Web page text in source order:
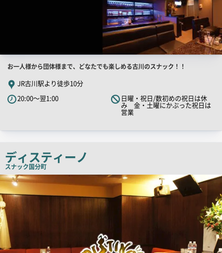
店
舗
PR
キ
ピ
ー
お一人様から団体様まで、どなたでも楽しめる古川のスナック！！
JR古川駅より徒歩10分
20:00～翌1:00
日曜・祝日/数初めの祝日は休
み 金・土曜にかぶった祝日は
営業
ディスティーノ
スナック国分町
店
舗
PR
画
像